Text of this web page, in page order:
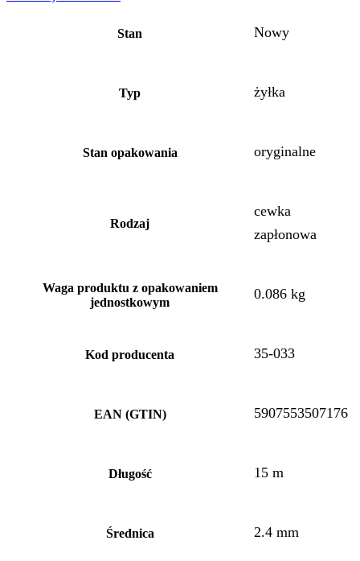
Stan Nowy
Typ żyłka
Stan opakowania oryginalne
Rodzaj
cewka
zapłonowa
Waga produktu z opakowaniem
jednostkowym
0.086 kg
Kod producenta 35-033
EAN (GTIN) 5907553507176
Długość 15 m
Średnica 2.4 mm